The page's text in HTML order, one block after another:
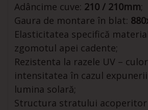
Adâncime cuve: 210 / 210mm;
Gaura de montare în blat:
Elasticitatea specifică
zgomotul apei cadente;
Rezistenta la razele UV –
intensitatea în cazul
lumina solară;
Structura stratului